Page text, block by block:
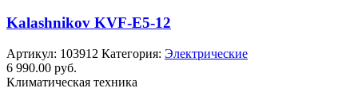
Kalashnikov KVF-E5-12
Артикул: 103912 Категория: Электрические
6 990.00 руб.
Климатическая техника